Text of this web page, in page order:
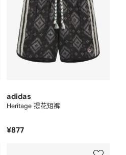
adidas
Heritage 提花短裤
¥877